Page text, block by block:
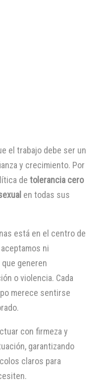
el trabajo debe ser un
y crecimiento. Por
de tolerancia cero
en todas sus
está en el centro de
ni
generen
o violencia. Cada
merece sentirse
con firmeza y
garantizando
claros para